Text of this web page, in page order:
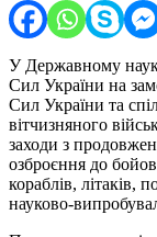
У Державному
Сил України на
Сил України та
вітчизняного
заходи з
озброєння до
кораблів, літаків,
науково-